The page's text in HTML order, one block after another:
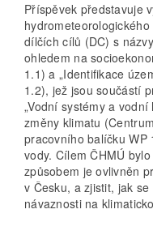
Příspěvek představuje
dílčích cílů (DC) s
ohledem na
1.1) a „Identifikace
1.2), jež jsou součástí
„Vodní systémy a
změny klimatu
pracovního balíčku
vody. Cílem ČHMÚ
způsobem je ovlivněn
v Česku, a zjistit, jak
návaznosti na